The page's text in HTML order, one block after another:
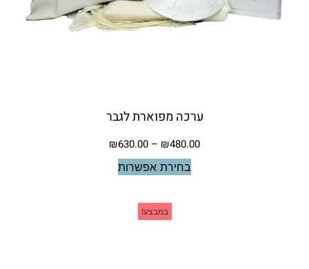
ערכה מפוארת לגבר
₪480.00
–
₪630.00
בחירת אפשרות
במבצע!